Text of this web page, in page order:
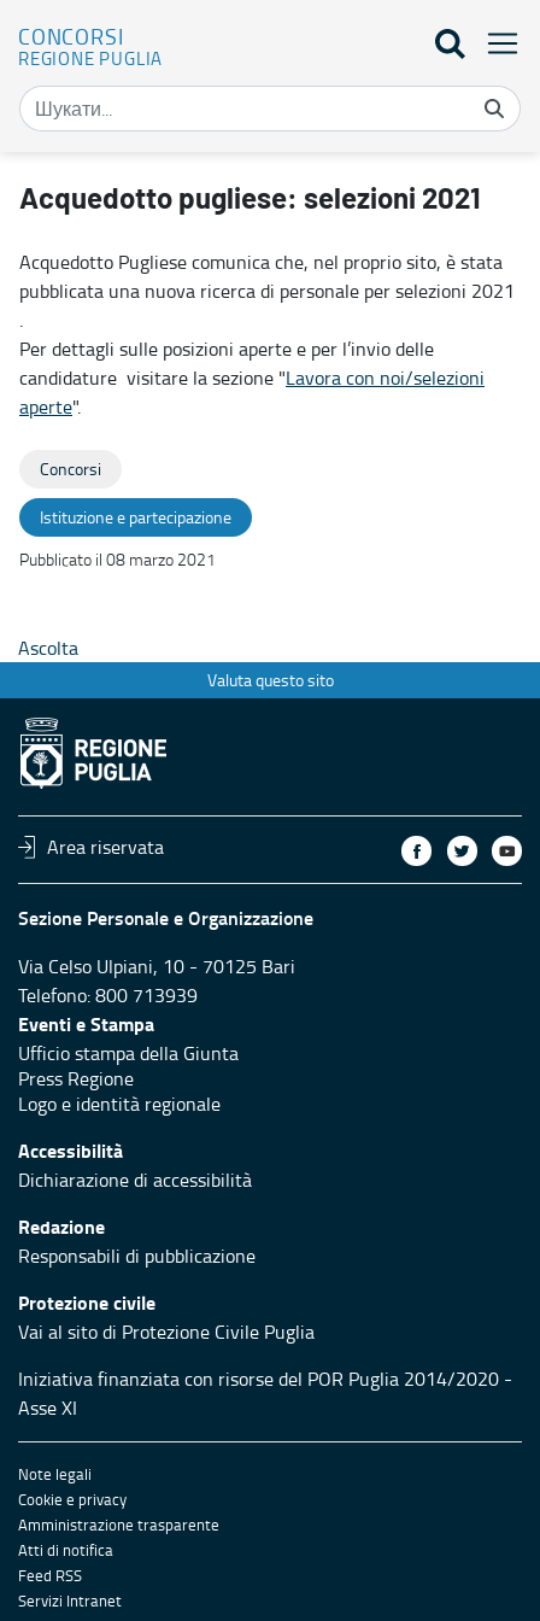
CONCORSI
REGIONE PUGLIA
Acquedotto pugliese: selezioni 2021 - Concorsi
Acquedotto pugliese: selezioni 2021
Acquedotto Pugliese comunica che, nel proprio sito, è stata
pubblicata una nuova ricerca di personale per selezioni 2021
.
Per dettagli sulle posizioni aperte e per l’invio delle
candidature visitare la sezione "Lavora con noi/selezioni
aperte".
Concorsi
Istituzione e partecipazione
Pubblicato il 08 marzo 2021
Ascolta
Valuta questo sito
Area riservata
Sezione Personale e Organizzazione
Via Celso Ulpiani, 10 - 70125 Bari
Telefono: 800 713939
Eventi e Stampa
Ufficio stampa della Giunta
Press Regione
Logo e identità regionale
Accessibilità
Dichiarazione di accessibilità
Redazione
Responsabili di pubblicazione
Protezione civile
Vai al sito di Protezione Civile Puglia
Iniziativa finanziata con risorse del POR Puglia 2014/2020 -
Asse XI
Note legali
Cookie e privacy
Amministrazione trasparente
Atti di notifica
Feed RSS
Servizi Intranet